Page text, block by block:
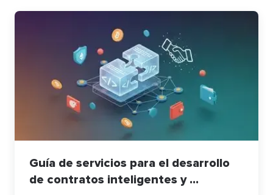
Guía de servicios para el desarrollo
de contratos inteligentes y ...